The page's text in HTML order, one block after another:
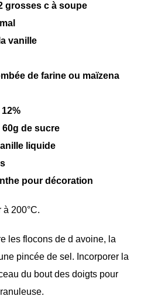
grosses c à soupe
vanille
de farine ou maïzena
60g de sucre
liquide
pour décoration
à 200°C.
les flocons de d avoine, la
pincée de sel. Incorporer la
du bout des doigts pour